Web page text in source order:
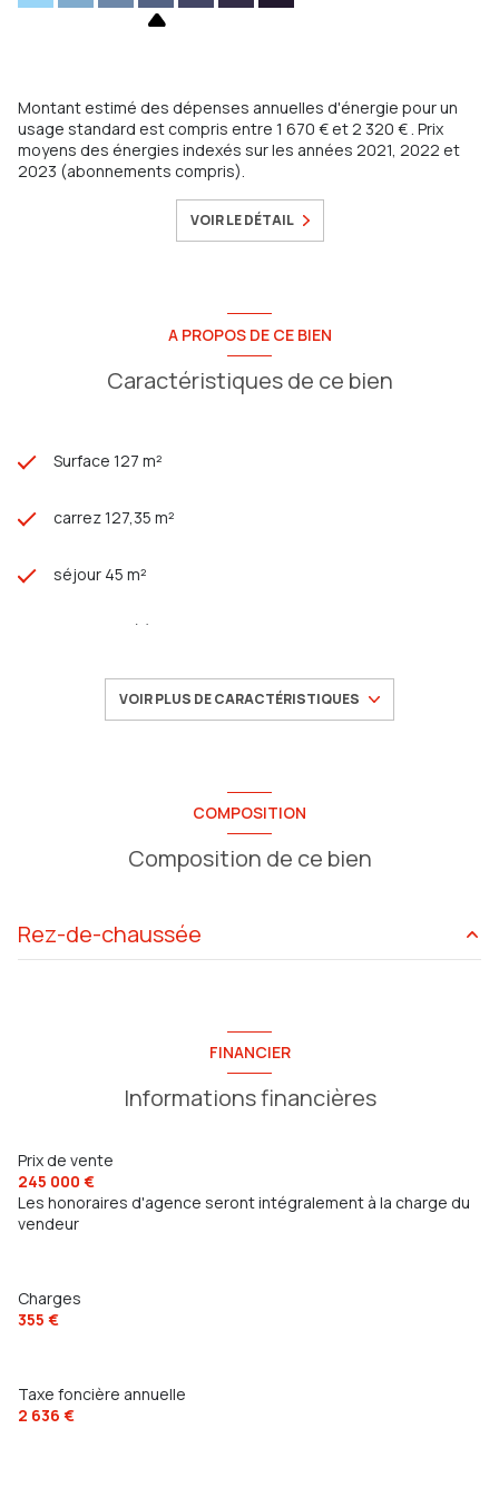
Montant estimé des dépenses annuelles d'énergie pour un
usage standard est compris entre 1 670 € et 2 320 € . Prix
moyens des énergies indexés sur les années 2021, 2022 et
2023 (abonnements compris).
VOIR LE DÉTAIL
A PROPOS DE CE BIEN
Caractéristiques de ce bien
Surface 127 m²
carrez 127,35 m²
séjour 45 m²
3 chambre(s)
cuisine séparée (semi-équipée)
vue dégagée sans vis à vis
terrasse
VOIR PLUS DE CARACTÉRISTIQUES
COMPOSITION
Composition de ce bien
Rez-de-chaussée
FINANCIER
Informations financières
Prix de vente
245 000 €
Les honoraires d'agence seront intégralement à la charge du
vendeur
Charges
355 €
Taxe foncière annuelle
2 636 €